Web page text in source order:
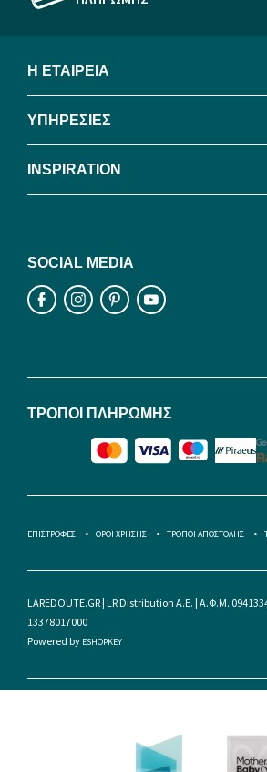
Η ΕΤΑΙΡΕΙΑ
ΥΠΗΡΕΣΙΕΣ
INSPIRATION
ΤΡΟΠΟΙ ΠΛΗΡΩΜΗΣ
SOCIAL MEDIA
ΕΠΙΣΤΡΟΦΕΣ ΟΡΟΙ ΧΡΗΣΗΣ ΤΡΟΠΟΙ ΑΠΟΣΤΟΛΗΣ
LAREDOUTE.GR | LR Distribution A.E. | Α.Φ.Μ.
13378017000
Powered by ESHOPKEY